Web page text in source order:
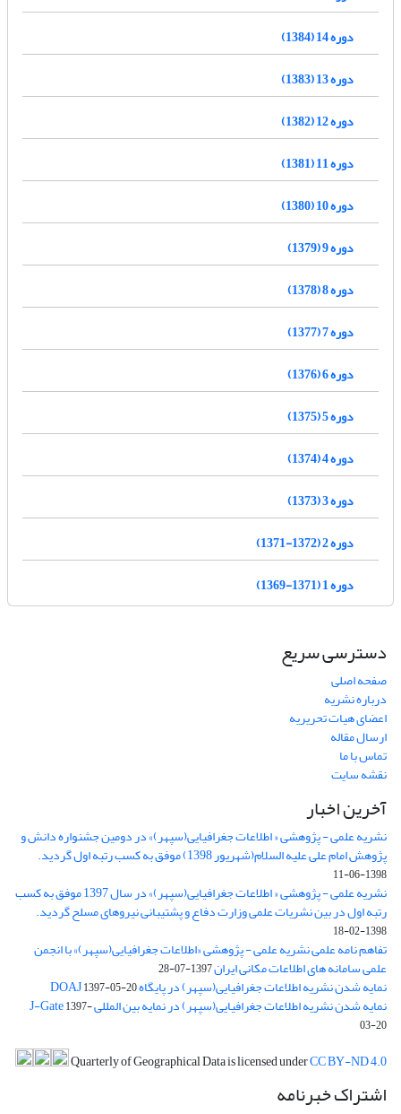
دوره 14 (1384)
دوره 13 (1383)
دوره 12 (1382)
دوره 11 (1381)
دوره 10 (1380)
دوره 9 (1379)
دوره 8 (1378)
دوره 7 (1377)
دوره 6 (1376)
دوره 5 (1375)
دوره 4 (1374)
دوره 3 (1373)
دوره 2 (1372-1371)
دوره 1 (1371-1369)
دسترسی سریع
صفحه اصلی
درباره نشریه
اعضای هیات تحریریه
ارسال مقاله
تماس با ما
نقشه سایت
آخرین اخبار
نشریه علمی - پژوهشی « اطلاعات جغرافیایی(سپهر)» در دومین جشنواره دانش و
پژوهش امام علی علیه السلام(شهریور 1398) موفق به کسب رتبه اول گردید.
1398-06-11
نشریه علمی - پژوهشی « اطلاعات جغرافیایی(سپهر)» در سال 1397 موفق به کسب
رتبه اول در بین نشریات علمی وزارت دفاع و پشتیبانی نیروهای مسلح گردید.
1398-02-18
تفاهم نامه علمی نشریه علمی - پژوهشی «اطلاعات جغرافیایی(سپهر)» با انجمن
علمی سامانه های اطلاعات مکانی ایران1397-07-28
نمایه شدن نشریه اطلاعات جغرافیایی(سپهر) در پایگاه DOAJ1397-05-20
نمایه شدن نشریه اطلاعات جغرافیایی(سپهر) در نمایه بین المللی J-Gate1397-
03-20
Quarterly of Geographical Data is licensed underCC BY-ND 4.0
اشتراک خبرنامه